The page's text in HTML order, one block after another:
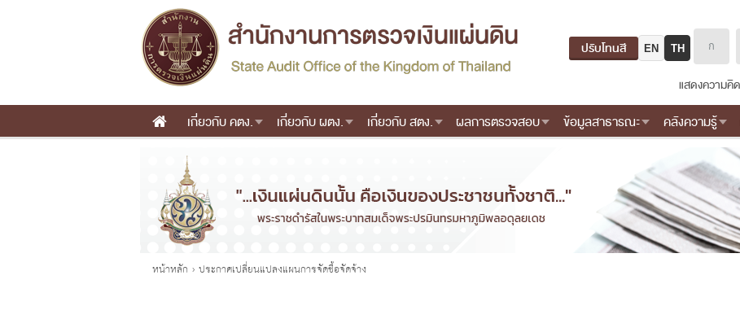
ปรับโทนสี EN TH
แสดงความคิ
Main menu
เกี่ยวกับ คตง. เกี่ยวกับ ผตง. เกี่ยวกับ สตง. ผลการตรวจสอบ ข้อมูลสาธารณะ คลังความรู้
คุณอยู่ที่
หน้าหลัก › ประกาศเปลี่ยนแปลงแผนการจัดซื้อจัดจ้าง